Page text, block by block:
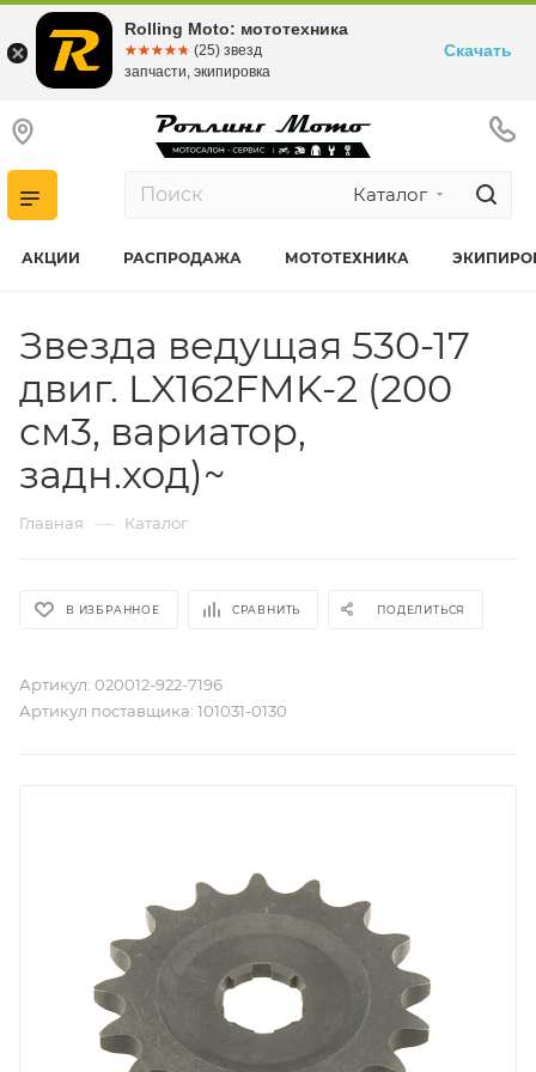
Каталог
АКЦИИ РАСПРОДАЖА МОТОТЕХНИКА
Звезда ведущая 530-17
двиг. LX162FMK-2 (200
см3, вариатор,
задн.ход)~
Главная — Каталог
В ИЗБРАННОЕ СРАВНИТЬ ПОДЕЛИТЬСЯ
Артикул: 020012-922-7196
Артикул поставщика: 101031-0130
Rolling Moto: мототехника
☆☆☆☆☆
★★★★★ (25) звезд
запчасти, экипировка
Скачать